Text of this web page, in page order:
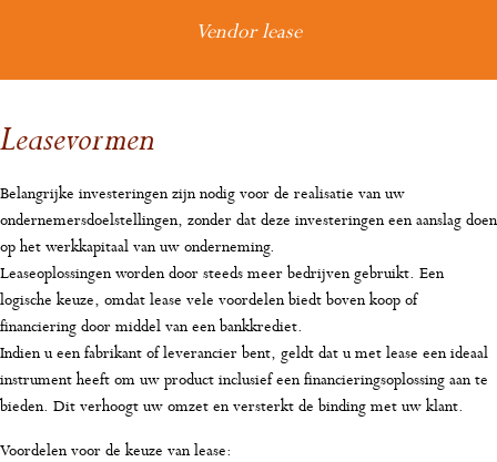
Vendor lease
Leasevormen
Belangrijke investeringen zijn nodig voor de realisatie van uw
ondernemersdoelstellingen, zonder dat deze investeringen een aanslag doen
op het werkkapitaal van uw onderneming.
Leaseoplossingen worden door steeds meer bedrijven gebruikt. Een
logische keuze, omdat lease vele voordelen biedt boven koop of
financiering door middel van een bankkrediet.
Indien u een fabrikant of leverancier bent, geldt dat u met lease een ideaal
instrument heeft om uw product inclusief een financieringsoplossing aan te
bieden. Dit verhoogt uw omzet en versterkt de binding met uw klant.
Voordelen voor de keuze van lease: